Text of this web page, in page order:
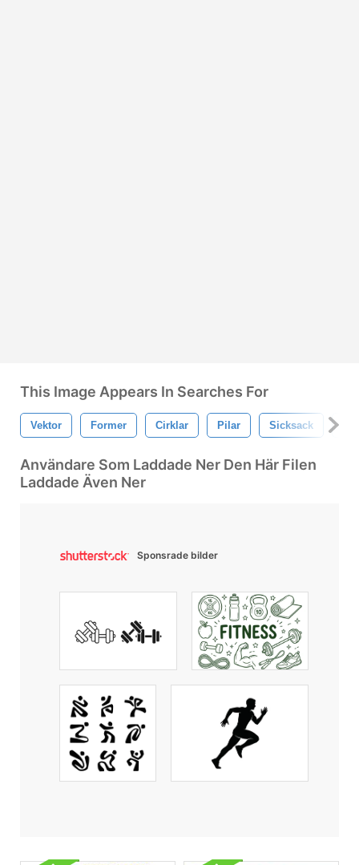
This Image Appears In Searches For
Vektor Former Cirklar Pilar Sicksack
Användare Som Laddade Ner Den Här Filen
Laddade Även Ner
Sponsrade bilder